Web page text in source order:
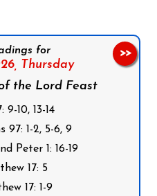
for
Thursday
the Lord Feast
10, 13-14
97: 1-2, 5-6, 9
Peter 1: 16-19
17: 5
17: 1-9
>>